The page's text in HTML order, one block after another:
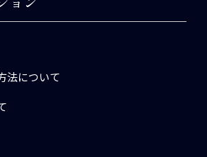
法について